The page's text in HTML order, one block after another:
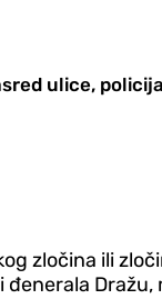
ulice,
zločina ili